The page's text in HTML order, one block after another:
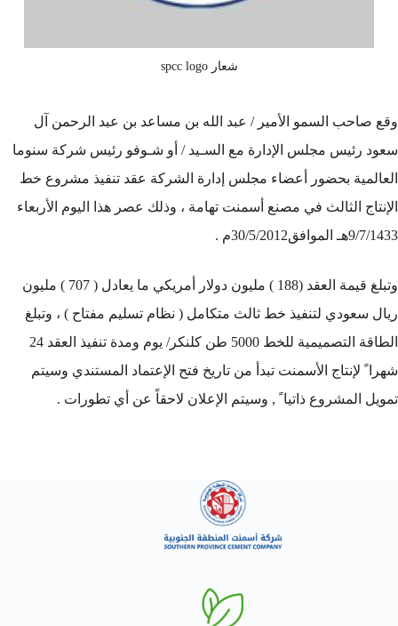
شعار spcc logo
وقع صاحب السمو الأمير / عبد الله بن مساعد بن عبد الرحمن آل
سعود رئيس مجلس الإدارة مع السـيد / أو شـوفو رئيس شركة سنوما
العالمية بحضور أعضاء مجلس إدارة الشركة عقد تنفيذ مشروع خط
الإنتاج الثالث في مصنع أسمنت تهامة ، وذلك عصر هذا اليوم الأربعاء
9/7/1433هـ الموافق30/5/2012م .
وتبلغ قيمة العقد (188 ) مليون دولار أمريكي ما يعادل ( 707 ) مليون
ريال سعودي لتنفيذ خط ثالث متكامل ( نظام تسليم مفتاح ) ، وتبلغ
الطاقة التصميمية للخط 5000 طن كلنكر/ يوم ومدة تنفيذ العقد 24
شهرا ً لإنتاج الأسمنت تبدأ من تاريخ فتح الإعتماد المستندي وسيتم
تمويل المشروع ذاتيا ً , وسيتم الإعلان لاحقاً عن أي تطورات .